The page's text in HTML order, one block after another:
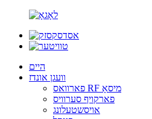
היים
וועגן אונדז
פארוואס RF מיסאָ
פארקויף סערוויס
אויסשטעלונג